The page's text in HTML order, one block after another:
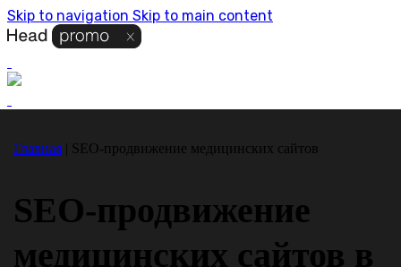
Skip to navigation Skip to main content
Главная | SEO-продвижение медицинских сайтов
SEO-продвижение
медицинских сайтов в